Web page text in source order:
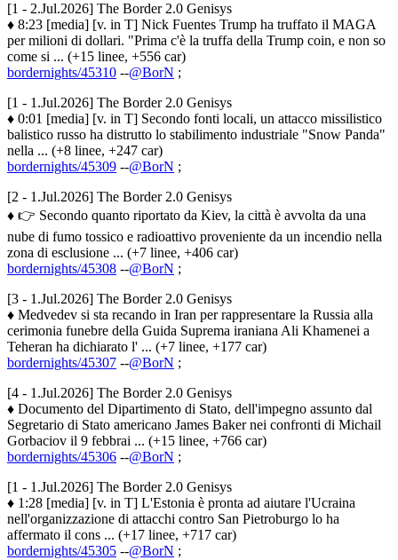
[1 - 2.Jul.2026] The Border 2.0 Genisys
♦ 8:23 [media] [v. in T] Nick Fuentes Trump ha truffato il MAGA
per milioni di dollari. "Prima c'è la truffa della Trump coin, e non so
come si ... (+15 linee, +556 car)
bordernights/45310 --@BorN ;
[1 - 1.Jul.2026] The Border 2.0 Genisys
♦ 0:01 [media] [v. in T] Secondo fonti locali, un attacco missilistico
balistico russo ha distrutto lo stabilimento industriale "Snow Panda"
nella ... (+8 linee, +247 car)
bordernights/45309 --@BorN ;
[2 - 1.Jul.2026] The Border 2.0 Genisys
♦ 👉 Secondo quanto riportato da Kiev, la città è avvolta da una
nube di fumo tossico e radioattivo proveniente da un incendio nella
zona di esclusione ... (+7 linee, +406 car)
bordernights/45308 --@BorN ;
[3 - 1.Jul.2026] The Border 2.0 Genisys
♦ Medvedev si sta recando in Iran per rappresentare la Russia alla
cerimonia funebre della Guida Suprema iraniana Ali Khamenei a
Teheran ha dichiarato l' ... (+7 linee, +177 car)
bordernights/45307 --@BorN ;
[4 - 1.Jul.2026] The Border 2.0 Genisys
♦ Documento del Dipartimento di Stato, dell'impegno assunto dal
Segretario di Stato americano James Baker nei confronti di Michail
Gorbaciov il 9 febbrai ... (+15 linee, +766 car)
bordernights/45306 --@BorN ;
[1 - 1.Jul.2026] The Border 2.0 Genisys
♦ 1:28 [media] [v. in T] L'Estonia è pronta ad aiutare l'Ucraina
nell'organizzazione di attacchi contro San Pietroburgo lo ha
affermato il cons ... (+17 linee, +717 car)
bordernights/45305 --@BorN ;